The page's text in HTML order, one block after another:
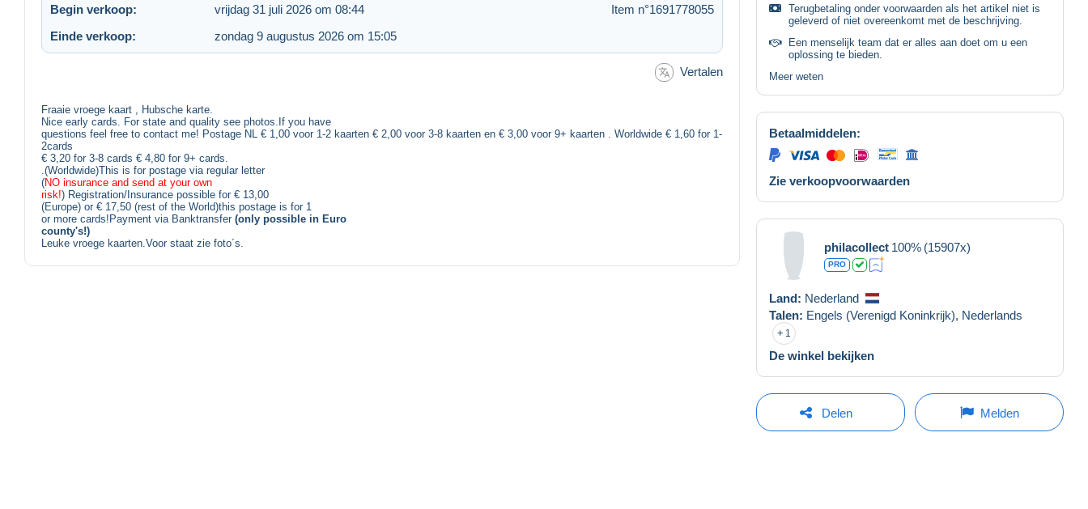
Begin verkoop: vrijdag 31 juli 2026 om 08:44
Item n°1691778055
Einde verkoop:
zondag 9 augustus 2026 om 15:05
Vertalen
Fraaie vroege kaart , Hubsche karte.
Nice early cards. For state and quality see photos.If you have
questions feel free to contact me! Postage NL € 1,00 voor 1-2 kaarten € 2,00 voor 3-8 kaarten en € 3,00 voor 9+ kaarten . Worldwide € 1,60 for 1-
2cards
€ 3,20 for 3-8 cards € 4,80 for 9+ cards.
.(Worldwide)This is for postage via regular letter
(NO insurance and send at your own
risk!) Registration/Insurance possible for € 13,00
(Europe) or € 17,50 (rest of the World)this postage is for 1
or more cards!Payment via Banktransfer (only possible in Euro
county's!)
Leuke vroege kaarten.Voor staat zie foto´s.
Terugbetaling onder voorwaarden als het artikel niet is
geleverd of niet overeenkomt met de beschrijving.
Een menselijk team dat er alles aan doet om u een
oplossing te bieden.
Meer weten
Betaalmiddelen:
Zie verkoopvoorwaarden
philacollect 100% (15907x)
PRO
Land: Nederland
Talen: Engels (Verenigd Koninkrijk), Nederlands
1
De winkel bekijken
Delen Melden